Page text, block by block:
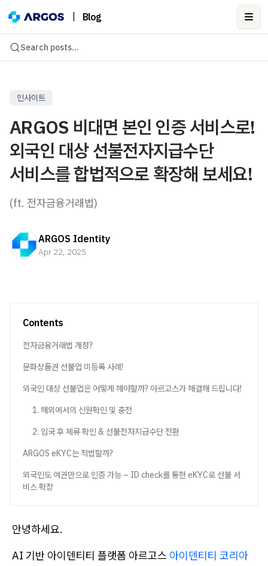
Blog
Search posts...
인사이트
ARGOS 비대면 본인 인증 서비스로!
외국인 대상 선불전자지급수단
서비스를 합법적으로 확장해 보세요!
(ft. 전자금융거래법)
ARGOS Identity
Apr 22, 2025
Contents
전자금융거래법 개정?
문화상품권 선불업 미등록 사례!
외국인 대상 선불업은 어떻게 해야할까? 아르고스가 해결해 드립니다!
1. 해외에서의 신원확인 및 충전
2. 입국 후 체류 확인 & 선불전자지급수단 전환
ARGOS eKYC는 적법할까?
외국인도 여권만으로 인증 가능 – ID check를 통한 eKYC로 선불 서
비스 확장
안녕하세요.
AI 기반 아이덴티티 플랫폼 아르고스 아이덴티티 코리아